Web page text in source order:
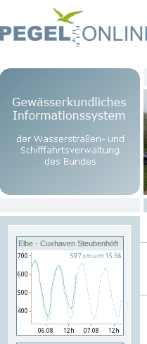
Elbe - Cuxhaven Steubenhöft